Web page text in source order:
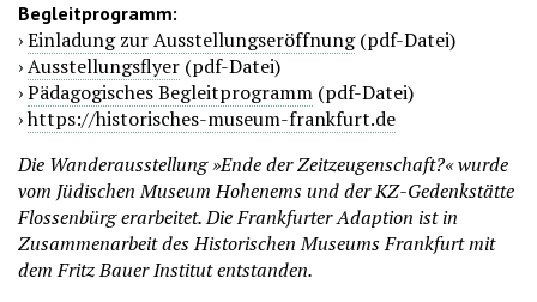
Begleitprogramm:
›Einladung zur Ausstellungseröffnung(pdf-Datei)
›Ausstellungsflyer (pdf-Datei)
›Pädagogisches Begleitprogramm (pdf-Datei)
›https://historisches-museum-frankfurt.de
Die Wanderausstellung »Ende der Zeitzeugenschaft?« wurde
vom Jüdischen Museum Hohenems und der KZ-Gedenkstätte
Flossenbürg erarbeitet. Die Frankfurter Adaption ist in
Zusammenarbeit des Historischen Museums Frankfurt mit
dem Fritz Bauer Institut entstanden.